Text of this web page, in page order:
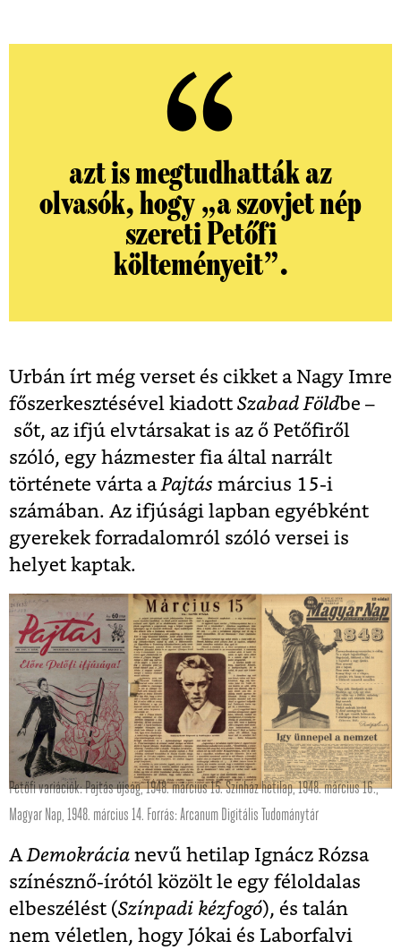
azt is megtudhatták az
olvasók, hogy „a szovjet nép
szereti Petőfi
költeményeit”.
Urbán írt még verset és cikket a Nagy Imre
főszerkesztésével kiadott Szabad Földbe –
sőt, az ifjú elvtársakat is az ő Petőfiről
szóló, egy házmester fia által narrált
története várta aPajtás március 15-i
számában. Az ifjúsági lapban egyébként
gyerekek forradalomról szóló versei is
helyet kaptak.
Petőfi variációk: Pajtás újság, 1948. március 15. Színház hetilap, 1948. március 16.,
Magyar Nap, 1948. március 14. Forrás: Arcanum Digitális Tudománytár
A Demokrácia nevű hetilap Ignácz Rózsa
színésznő-írótól közölt le egy féloldalas
elbeszélést (Színpadi kézfogó), és talán
nem véletlen, hogy Jókai és Laborfalvi